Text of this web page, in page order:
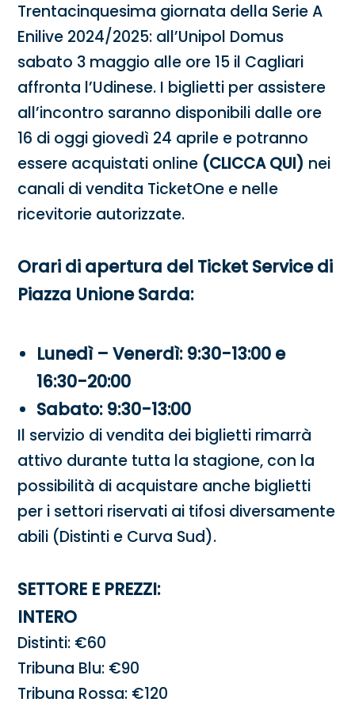
Trentacinquesima giornata della Serie A
Enilive 2024/2025: all’Unipol Domus
sabato 3 maggio alle ore 15 il Cagliari
affronta l’Udinese. I biglietti per assistere
all’incontro saranno disponibili dalle ore
16 di oggi giovedì 24 aprile e potranno
essere acquistati online (CLICCA QUI) nei
canali di vendita TicketOne e nelle
ricevitorie autorizzate.
Orari di apertura del Ticket Service di
Piazza Unione Sarda:
Lunedì – Venerdì: 9:30-13:00 e
16:30-20:00
Sabato: 9:30-13:00
Il servizio di vendita dei biglietti rimarrà
attivo durante tutta la stagione, con la
possibilità di acquistare anche biglietti
per i settori riservati ai tifosi diversamente
abili (Distinti e Curva Sud).
SETTORE E PREZZI:
INTERO
Distinti: €60
Tribuna Blu: €90
Tribuna Rossa: €120